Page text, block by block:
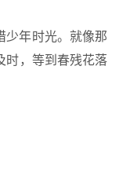
少年时光。就像那
时，等到春残花落